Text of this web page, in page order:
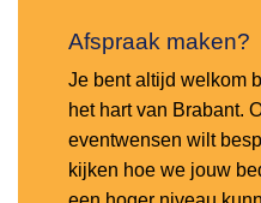
Afspraak maken?
Je bent altijd welkom
het hart van Brabant.
eventwensen wilt
kijken hoe we jouw